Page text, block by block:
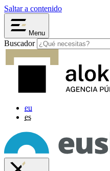
Saltar a contenido
Menu
Buscador
eu
es